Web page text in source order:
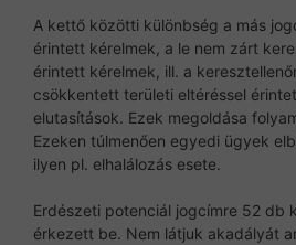
A kettő közötti különbség a más
érintett kérelmek, a le nem zárt
érintett kérelmek, ill. a
csökkentett területi eltéréssel
elutasítások. Ezek megoldása
Ezeken túlmenően egyedi ügyek
ilyen pl. elhalálozás esete.
Erdészeti potenciál jogcímre 52 db
érkezett be. Nem látjuk akadályát